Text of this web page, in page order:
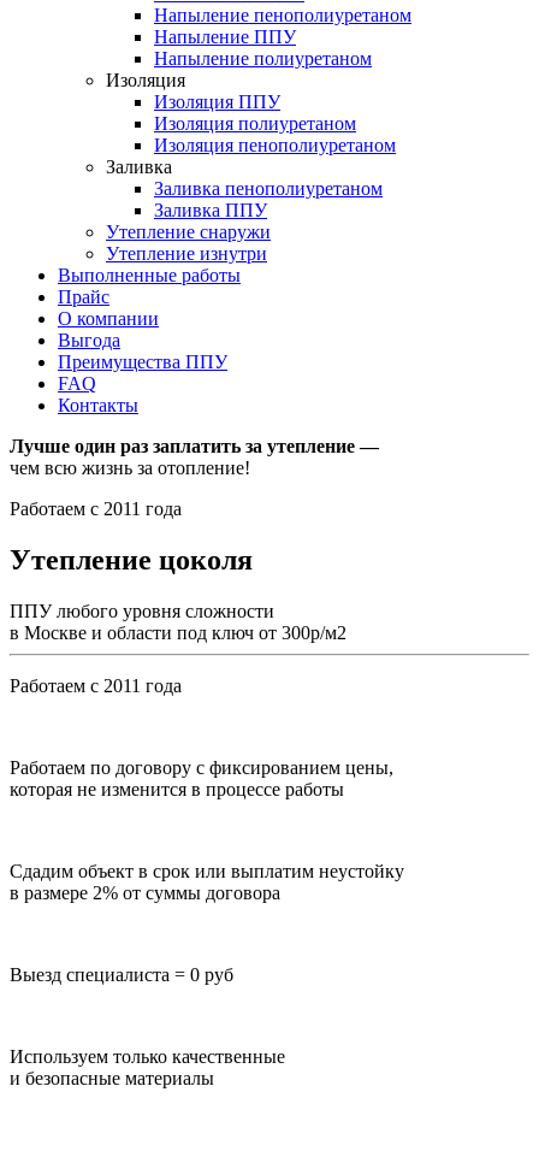
Напыление пенополиуретаном
Напыление ППУ
Напыление полиуретаном
Изоляция
Изоляция ППУ
Изоляция полиуретаном
Изоляция пенополиуретаном
Заливка
Заливка пенополиуретаном
Заливка ППУ
Утепление снаружи
Утепление изнутри
Выполненные работы
Прайс
О компании
Выгода
Преимущества ППУ
FAQ
Контакты
Лучше один раз заплатить за утепление —
чем всю жизнь за отопление!
Работаем с 2011 года
Утепление цоколя
ППУ любого уровня сложности
в Москве и области под ключ от 300р/м2
Работаем с 2011 года
Работаем по договору с фиксированием цены,
которая не изменится в процессе работы
Сдадим объект в срок или выплатим неустойку
в размере 2% от суммы договора
Выезд специалиста = 0 руб
Используем только качественные
и безопасные материалы